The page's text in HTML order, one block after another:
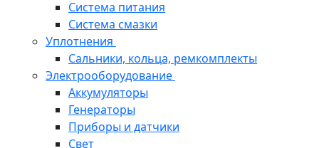
Система питания
Система смазки
Уплотнения
Сальники, кольца, ремкомплекты
Электрооборудование
Аккумуляторы
Генераторы
Приборы и датчики
Свет